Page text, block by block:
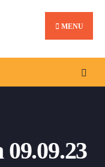
MENU